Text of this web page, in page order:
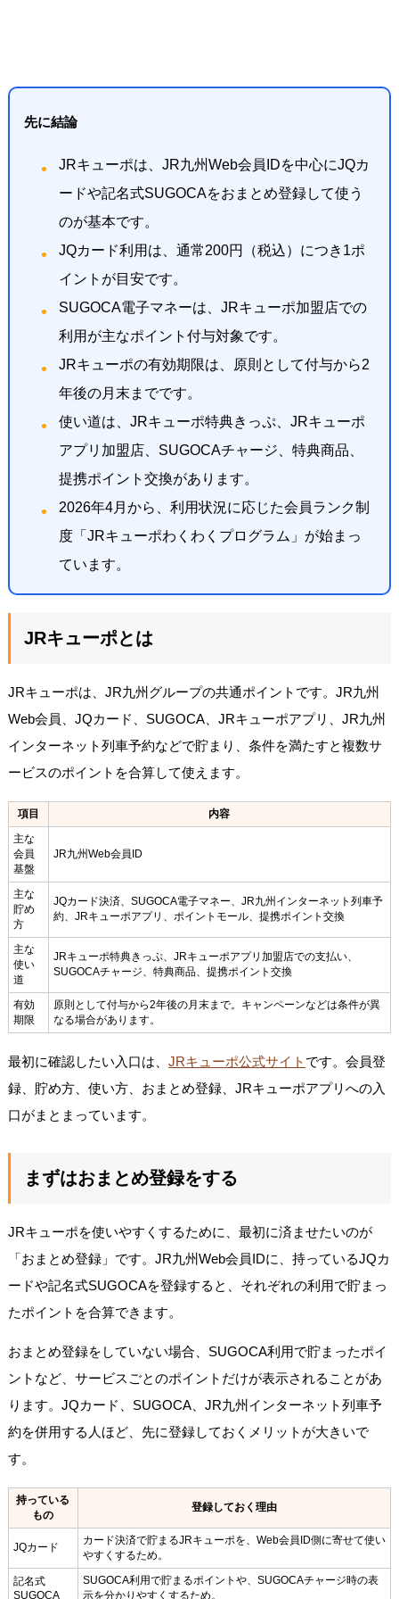
先に結論
JRキューポは、JR九州Web会員IDを中心にJQカ
ードや記名式SUGOCAをおまとめ登録して使う
のが基本です。
JQカード利用は、通常200円（税込）につき1ポ
イントが目安です。
SUGOCA電子マネーは、JRキューポ加盟店での
利用が主なポイント付与対象です。
JRキューポの有効期限は、原則として付与から2
年後の月末までです。
使い道は、JRキューポ特典きっぷ、JRキューポ
アプリ加盟店、SUGOCAチャージ、特典商品、
提携ポイント交換があります。
2026年4月から、利用状況に応じた会員ランク制
度「JRキューポわくわくプログラム」が始まっ
ています。
JRキューポとは
JRキューポは、JR九州グループの共通ポイントです。JR九州
Web会員、JQカード、SUGOCA、JRキューポアプリ、JR九州
インターネット列車予約などで貯まり、条件を満たすと複数サ
ービスのポイントを合算して使えます。
項目
内容
主な
会員
基盤
JR九州Web会員ID
主な
貯め
方
JQカード決済、SUGOCA電子マネー、JR九州インターネット列車予
約、JRキューポアプリ、ポイントモール、提携ポイント交換
主な
使い
道
JRキューポ特典きっぷ、JRキューポアプリ加盟店での支払い、
SUGOCAチャージ、特典商品、提携ポイント交換
有効
期限
原則として付与から2年後の月末まで。キャンペーンなどは条件が異
なる場合があります。
最初に確認したい入口は、 JRキューポ公式サイト です。会員登
録、貯め方、使い方、おまとめ登録、JRキューポアプリへの入
口がまとまっています。
まずはおまとめ登録をする
JRキューポを使いやすくするために、最初に済ませたいのが
「おまとめ登録」です。JR九州Web会員IDに、持っているJQカ
ードや記名式SUGOCAを登録すると、それぞれの利用で貯まっ
たポイントを合算できます。
おまとめ登録をしていない場合、SUGOCA利用で貯まったポイ
ントなど、サービスごとのポイントだけが表示されることがあ
ります。JQカード、SUGOCA、JR九州インターネット列車予
約を併用する人ほど、先に登録しておくメリットが大きいで
す。
持っている
もの
登録しておく理由
JQカード
カード決済で貯まるJRキューポを、Web会員ID側に寄せて使い
やすくするため。
記名式
SUGOCA
SUGOCA利用で貯まるポイントや、SUGOCAチャージ時の表
示を分かりやすくするため。